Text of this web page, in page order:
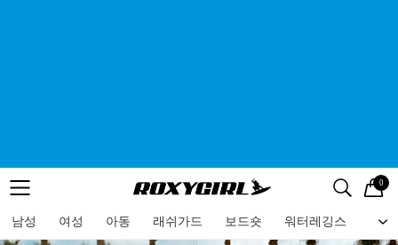
메뉴 검색
로고 0
남성 여성 아동 래쉬가드 보드숏 워터레깅스 비
메뉴